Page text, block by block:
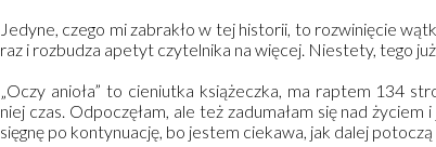
Jedyne, czego mi zabrakło w tej historii, to rozwinięcie
raz i rozbudza apetyt czytelnika na więcej. Niestety, tego
„Oczy anioła” to cieniutka książeczka, ma raptem 134
niej czas. Odpoczęłam, ale też zadumałam się nad
sięgnę po kontynuację, bo jestem ciekawa, jak dalej